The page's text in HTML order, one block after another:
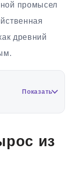
промысел
древний
Показать
из